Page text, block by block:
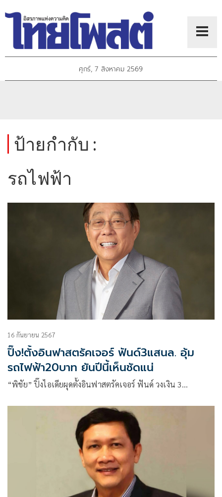
ศุกร์, 7 สิงหาคม 2569
ป้ายกำกับ :
รถไฟฟ้า
16 กันยายน 2567
ปิ๊ง!ตั้งอินฟาสตรัคเจอร์ ฟันด์3แสนล. อุ้ม
รถไฟฟ้า20บาท ยันปีนี้เห็นชัดแน่
“พิชัย” ปิ๊งไอเดียผุดตั้งอินฟาสตรัคเจอร์ ฟันด์ วงเงิน 3…